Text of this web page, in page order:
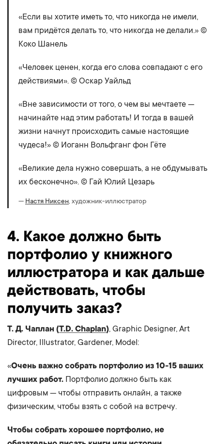
«Если вы хотите иметь то, что никогда не имели,
вам придётся делать то, что никогда не делали.» ©
Коко Шанель
«Человек ценен, когда его слова совпадают с его
действиями». © Оскар Уайльд
«Вне зависимости от того, о чем вы мечтаете —
начинайте над этим работать! И тогда в вашей
жизни начнут происходить самые настоящие
чудеса!» © Иоганн Вольфганг фон Гёте
«Великие дела нужно совершать, а не обдумывать
их бесконечно». © Гай Юлий Цезарь
— Настя Никсен , художник-иллюстратор
4. Какое должно быть
портфолио у книжного
иллюстратора и как дальше
действовать, чтобы
получить заказ?
Т. Д. Чаплан (T.D. Chaplan), Graphic Designer, Art
Director, Illustrator, Gardener, Model:
«Очень важно собрать портфолио из 10-15 ваших
лучших работ. Портфолио должно быть как
цифровым — чтобы отправить онлайн, а также
физическим, чтобы взять с собой на встречу.
Чтобы собрать хорошее портфолио, не